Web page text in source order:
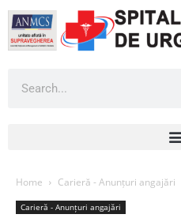
Home Carieră - Anunțuri angajări
Carieră - Anunțuri angajări